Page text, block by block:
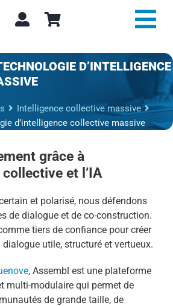
et conseil
Actualité
Alpha Store
Contact
D’INTELLIGENCE
Intelligence collective massive
d’intelligence collective massive
grâce à
collective et l’IA
et polarisé, nous défendons
de dialogue et de co-construction.
tiers de confiance pour créer
dialogue utile, structuré et vertueux.
, Assembl est une plateforme
multi-modulaire qui permet de
de grande taille, de